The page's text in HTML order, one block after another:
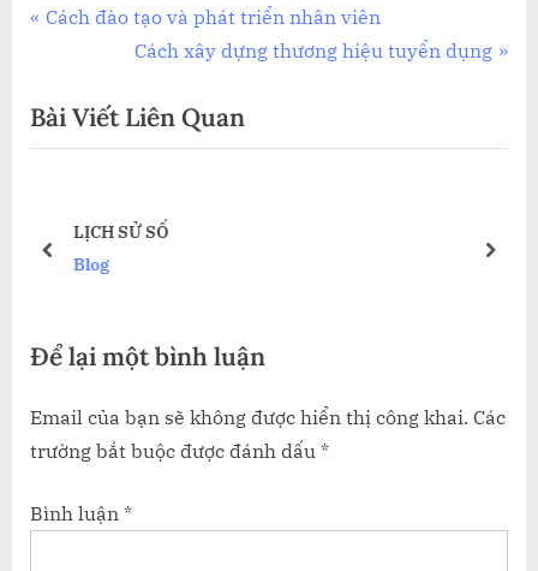
Điều
bài
P
v
i
s
s
:
Cách đào tạo và phát triển nhân viên
N
x
t
o
Cách xây dựng thương hiệu tuyển dụng
Bài Viết Liên Quan
LỊCH SỬ SỐ
Blog
prev next
Để lại một bình luận
Email của bạn sẽ không được hiển thị công khai. Các
trường bắt buộc được đánh dấu *
Bình luận *